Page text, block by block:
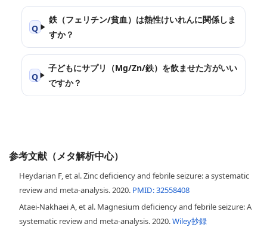
鉄（フェリチン/貧血）は熱性けいれんに関係しま
すか？
子どもにサプリ（Mg/Zn/鉄）を飲ませた方がいい
ですか？
参考文献（メタ解析中心）
Heydarian F, et al. Zinc deficiency and febrile seizure: a systematic
review and meta-analysis. 2020. PMID: 32558408
Ataei-Nakhaei A, et al. Magnesium deficiency and febrile seizure: A
systematic review and meta-analysis. 2020.Wiley抄録